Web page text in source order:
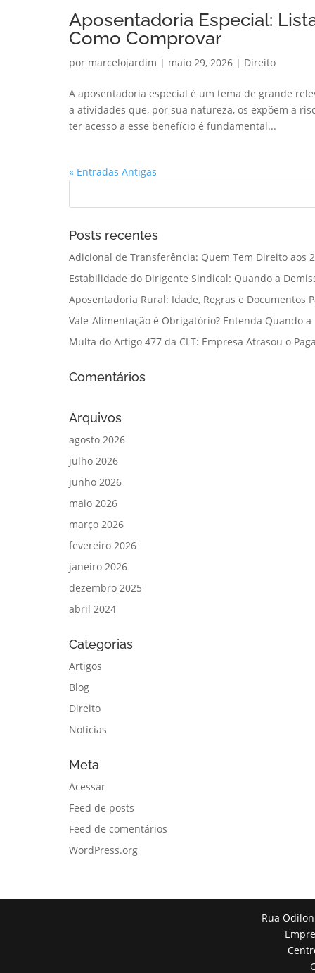
Aposentadoria Especial:
Como Comprovar
por marcelojardim | maio 29, 2026 | Direito
A aposentadoria especial é um tema de grande
a atividades que, por sua natureza, os expõem a
ter acesso a esse benefício é fundamental...
« Entradas Antigas
Posts recentes
Adicional de Transferência: Quem Tem Direito aos
Estabilidade do Dirigente Sindical: Quando a
Aposentadoria Rural: Idade, Regras e Documentos
Vale-Alimentação é Obrigatório? Entenda Quando
Multa do Artigo 477 da CLT: Empresa Atrasou o
Comentários
Arquivos
agosto 2026
julho 2026
junho 2026
maio 2026
março 2026
fevereiro 2026
janeiro 2026
dezembro 2025
abril 2024
Categorias
Artigos
Blog
Direito
Notícias
Meta
Acessar
Feed de posts
Feed de comentários
WordPress.org
Rua